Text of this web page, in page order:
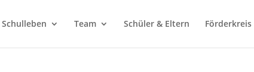
Schulleben Team Schüler & Eltern Förderkreis